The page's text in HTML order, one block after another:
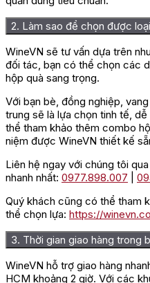
2. Làm sao để chọn được
WineVN sẽ tư vấn dựa trên
đối tác, bạn có thể chọn các
hộp quà sang trọng.
Với bạn bè, đồng nghiệp,
trung sẽ là lựa chọn tinh tế,
thể tham khảo thêm combo
niệm được WineVN thiết kế
Liên hệ ngay với chúng tôi
nhanh nhất: 0977.898.007
Quý khách cũng có thể tham
thể chọn lựa: https://
3. Thời gian giao hàng trong
WineVN hỗ trợ giao hàng
HCM khoảng 2 giờ. Với các